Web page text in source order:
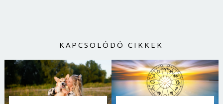
KAPCSOLÓDÓ CIKKEK